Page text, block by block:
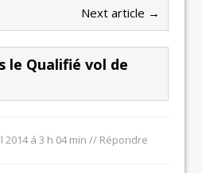
Next article →
le Qualifié vol de
2014 á 3 h 04 min // Répondre